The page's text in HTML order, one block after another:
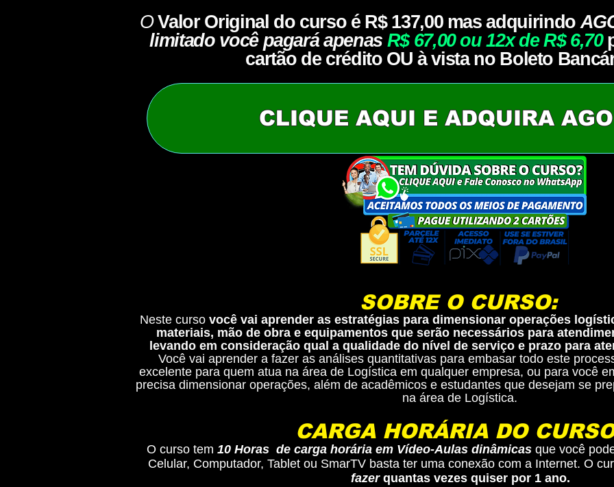
OValor Original do curso é R$ 137,00 mas adquirindo
limitado você pagará apenas R$ 67,00 ou 12x de R$ 6,70
cartão de crédito OU à vista no Boleto
CLIQUE AQUI E ADQUIRA
SOBRE O CURSO:
Neste curso você vai aprender as estratégias para dimensionar operações
materiais, mão de obra e equipamentos que serão necessários para
levando em consideração qual a qualidade do nível de serviço e prazo para
Você vai aprender a fazer as análises quantitativas para embasar todo este
excelente para quem atua na área de Logística em qualquer empresa, ou para você
precisa dimensionar operações, além de acadêmicos e estudantes que desejam se
na área de Logística.
CARGA HORÁRIA DO
O curso tem 10 Horas de carga horária em Vídeo-Aulas dinâmicasque você
Celular, Computador, Tablet ou SmarTV basta ter uma conexão com a Internet. O
fazer quantas vezes quiser por 1 ano.